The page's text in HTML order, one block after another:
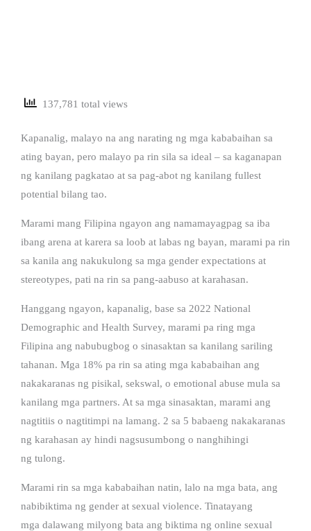
137,781 total views
Kapanalig, malayo na ang narating ng mga kababaihan sa
ating bayan, pero malayo pa rin sila sa ideal – sa kaganapan
ng kanilang pagkatao at sa pag-abot ng kanilang fullest
potential bilang tao.
Marami mang Filipina ngayon ang namamayagpag sa iba
ibang arena at karera sa loob at labas ng bayan, marami pa rin
sa kanila ang nakukulong sa mga gender expectations at
stereotypes, pati na rin sa pang-aabuso at karahasan.
Hanggang ngayon, kapanalig, base sa 2022 National
Demographic and Health Survey, marami pa ring mga
Filipina ang nabubugbog o sinasaktan sa kanilang sariling
tahanan. Mga 18% pa rin sa ating mga kababaihan ang
nakakaranas ng pisikal, sekswal, o emotional abuse mula sa
kanilang mga partners. At sa mga sinasaktan, marami ang
nagtitiis o nagtitimpi na lamang. 2 sa 5 babaeng nakakaranas
ng karahasan ay hindi nagsusumbong o nanghihingi
ng tulong.
Marami rin sa mga kababaihan natin, lalo na mga bata, ang
nabibiktima ng gender at sexual violence. Tinatayang
mga dalawang milyong bata ang biktima ng online sexual